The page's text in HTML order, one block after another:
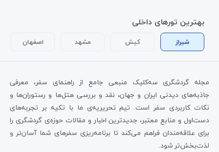
بهترین تورهای داخلی
شیراز کیش مشهد اصفهان
مجله گردشگری سه‌کلیک منبعی جامع از راهنمای سفر، معرفی
جاذبه‌های دیدنی ایران و جهان، نقد و بررسی هتل‌ها و رستوران‌ها و
نکات کاربردی سفر است. تیم تحریریه‌ی ما با تکیه بر تجربه‌های
دست‌اول و منابع معتبر، جدیدترین اخبار و مقالات حوزه‌ی گردشگری را
برای علاقه‌مندان فراهم می‌کند تا برنامه‌ریزی سفرهای شما آسان‌تر و
لذت‌بخش‌تر شود.